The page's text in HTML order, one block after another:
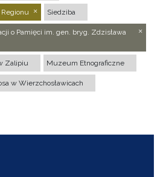
Siedziba
o Pamięci im. gen. bryg. Zdzisława
Zalipiu Muzeum Etnograficzne
w Wierzchosławicach